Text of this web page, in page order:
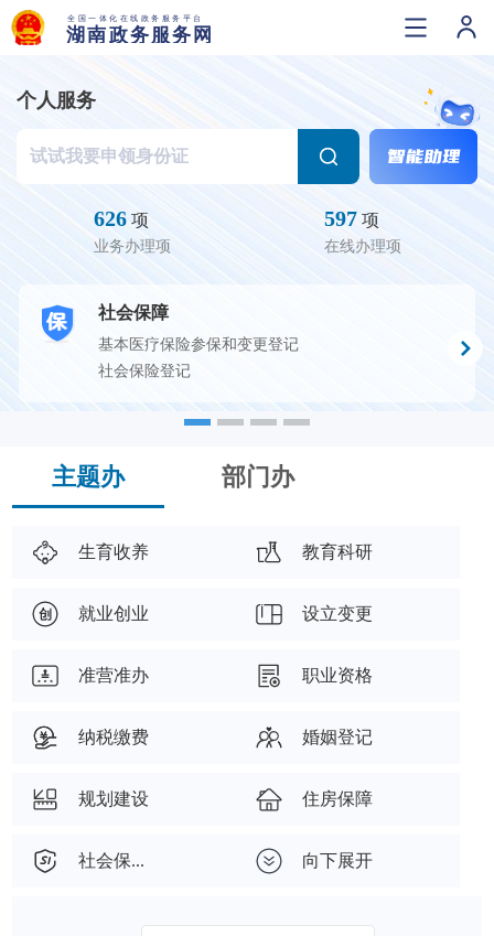
个人服务
626 项
业务办理项
597 项
在线办理项
社会保障
基本医疗保险参保和变更登记
社会保险登记
主题办 部门办
生育收养 教育科研
就业创业 设立变更
准营准办 职业资格
纳税缴费 婚姻登记
规划建设 住房保障
社会保... 向下展开